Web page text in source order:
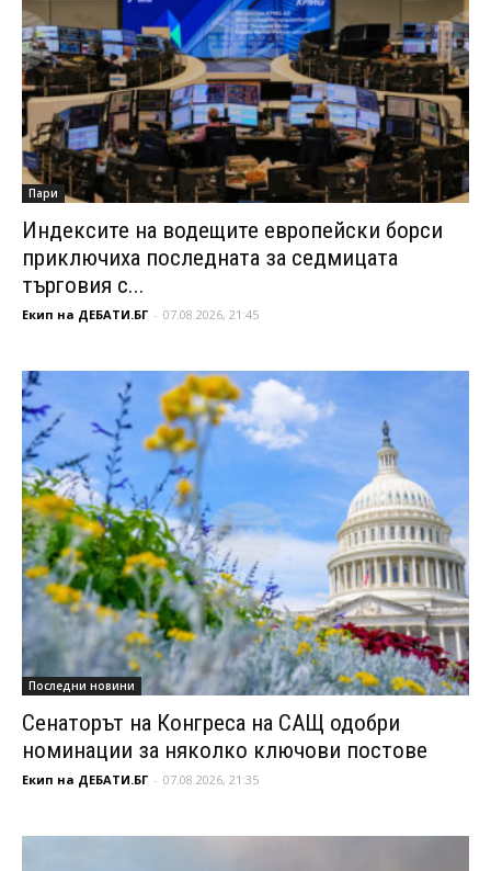
Пари
Индексите на водещите европейски борси
приключиха последната за седмицата
търговия с...
Екип на ДЕБАТИ.БГ - 07.08.2026, 21:45
Последни новини
Сенаторът на Конгреса на САЩ одобри
номинации за няколко ключови постове
Екип на ДЕБАТИ.БГ - 07.08.2026, 21:35